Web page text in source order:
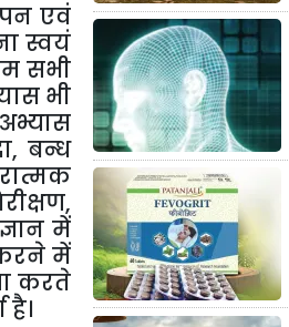
एवं
स्वयं
सभी
भी
अभ्यास
,बन्ध
,
में
में
करते
है।